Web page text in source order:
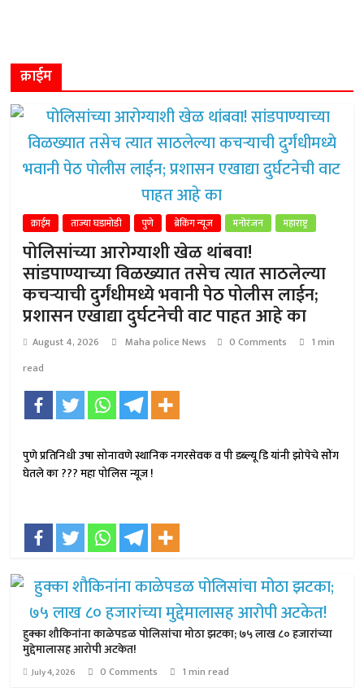
क्राईम
क्राईम ताज्या घडामोडी पुणे ब्रेकिंग न्यूज मनोरंजन महाराष्ट्र
पोलिसांच्या आरोग्याशी खेळ थांबवा!
सांडपाण्याच्या विळख्यात तसेच त्यात साठलेल्या
कचऱ्याची दुर्गंधीमध्ये भवानी पेठ पोलीस लाईन;
प्रशासन एखाद्या दुर्घटनेची वाट पाहत आहे का
August 4, 2026 Maha police News 0 Comments
1 min
read
पुणे प्रतिनिधी उषा सोनावणे स्थानिक नगरसेवक व पी डब्ल्यू डि यांनी झोपेचे सोंग
घेतले का ??? महा पोलिस न्यूज !
हुक्का शौकिनांना काळेपडळ पोलिसांचा मोठा झटका; ७५ लाख ८० हजारांच्या
मुद्देमालासह आरोपी अटकेत!
July 4, 2026 0 Comments 1 min read